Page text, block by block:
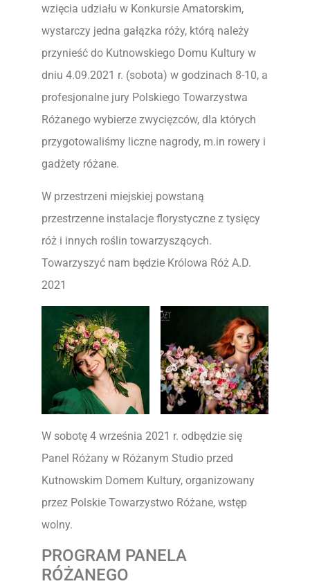
wzięcia udziału w Konkursie Amatorskim,
wystarczy jedna gałązka róży, którą należy
przynieść do Kutnowskiego Domu Kultury w
dniu 4.09.2021 r. (sobota) w godzinach 8-10, a
profesjonalne jury Polskiego Towarzystwa
Różanego wybierze zwycięzców, dla których
przygotowaliśmy liczne nagrody, m.in rowery i
gadżety różane.
W przestrzeni miejskiej powstaną
przestrzenne instalacje florystyczne z tysięcy
róż i innych roślin towarzyszących.
Towarzyszyć nam będzie Królowa Róż A.D.
2021
W sobotę 4 września 2021 r. odbędzie się
Panel Różany w Różanym Studio przed
Kutnowskim Domem Kultury, organizowany
przez Polskie Towarzystwo Różane, wstęp
wolny.
PROGRAM PANELA
RÓŻANEGO